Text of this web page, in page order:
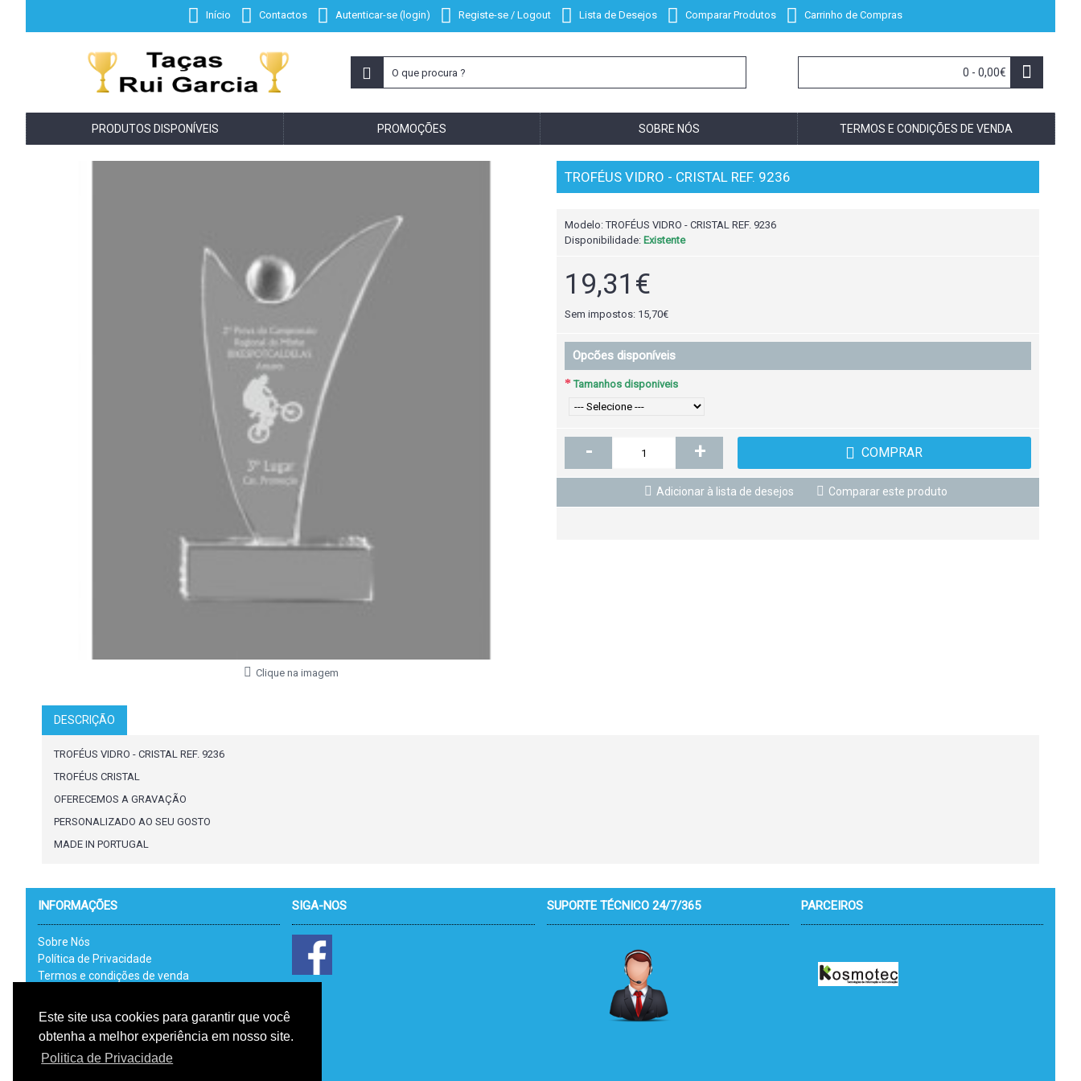
Este site usa cookies para garantir que você
obtenha a melhor experiência em nosso site.
Politica de Privacidade
Início Contactos Autenticar-se (login) Registe-se / Logout Lista de Desejos Comparar Produtos Carrinho de Compras
0 - 0,00€
PRODUTOS DISPONÍVEIS PROMOÇÕES SOBRE NÓS TERMOS E CONDIÇÕES DE VENDA
Clique na imagem
TROFÉUS VIDRO - CRISTAL REF. 9236
Modelo:TROFÉUS VIDRO - CRISTAL REF. 9236
Disponibilidade: Existente
19,31€
Sem impostos: 15,70€
Opcões disponíveis
Tamanhos disponiveis
- + COMPRAR
Adicionar à lista de desejos Comparar este produto
DESCRIÇÃO
TROFÉUS VIDRO - CRISTAL REF. 9236
TROFÉUS CRISTAL
OFERECEMOS A GRAVAÇÃO
PERSONALIZADO AO SEU GOSTO
MADE IN PORTUGAL
INFORMAÇÕES
Sobre Nós
Política de Privacidade
Termos e condições de venda
Link Uteis - RAL
Livro de Reclamações Electrónico
RGPD
SIGA-NOS SUPORTE TÉCNICO 24/7/365 PARCEIROS